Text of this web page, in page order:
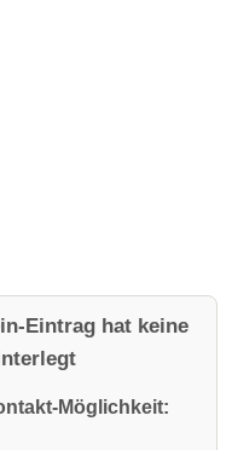
Eintrag hat keine
Möglichkeit: